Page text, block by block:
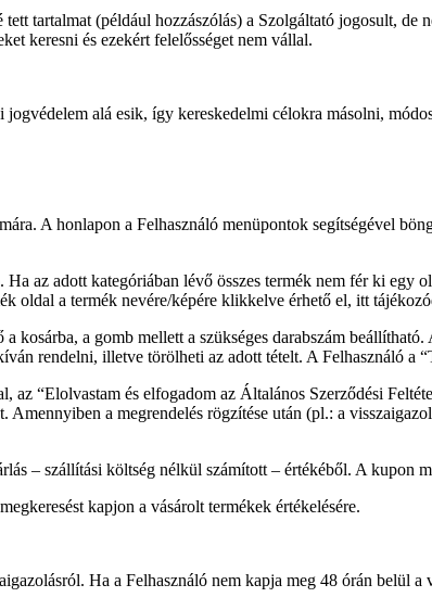
tartalmat (például hozzászólás) a Szolgáltató jogosult,
keresni és ezekért felelősséget nem vállal.
alá esik, így kereskedelmi célokra másolni,
A honlapon a Felhasználó menüpontok segítségével
az adott kategóriában lévő összes termék nem fér ki
oldal a termék nevére/képére klikkelve érhető el, itt
kosárba, a gomb mellett a szükséges darabszám
rendelni, illetve törölheti az adott tételt. A Felhasználó a
az “Elolvastam és elfogadom az Általános Szerződési
a megrendelés rögzítése után (pl.: a
– szállítási költség nélkül számított – értékéből. A kupon
kapjon a vásárolt termékek értékelésére.
Ha a Felhasználó nem kapja meg 48 órán belül